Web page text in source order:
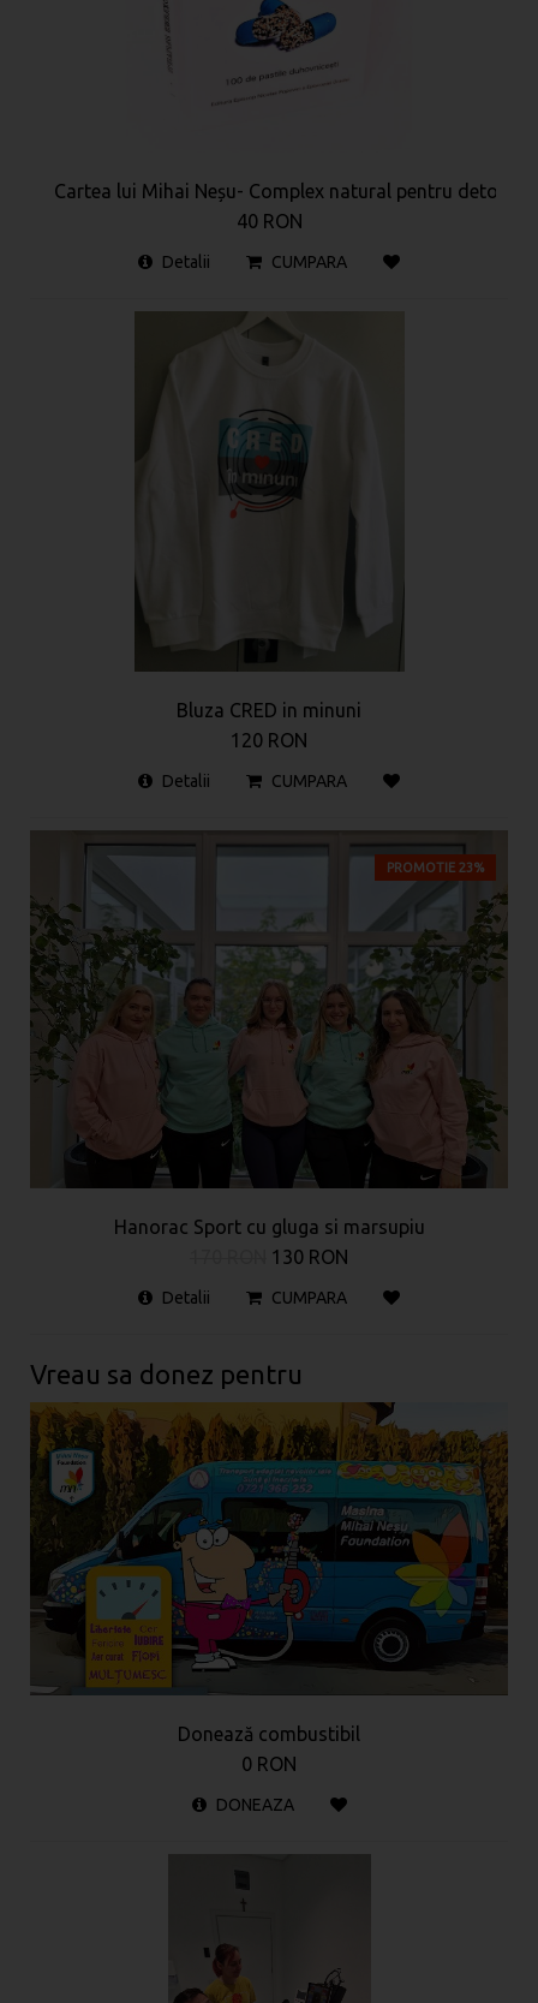
Cartea lui Mihai Neșu- Complex natural pentru
40 RON
Detalii CUMPARA
Bluza CRED in minuni
120 RON
Detalii CUMPARA
PROMOTIE 23%
Hanorac Sport cu gluga si marsupiu
130 RON
Detalii CUMPARA
Vreau sa donez pentru
Donează combustibil
0 RON
DONEAZA